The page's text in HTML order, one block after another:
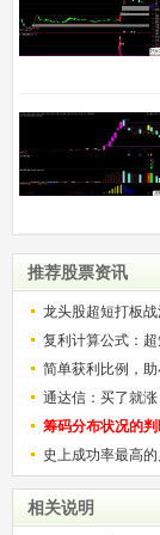
推荐股票资讯
龙头股超短打板
解）
复利计算公式：
少？
简单获利比例，
用
通达信：买了就
筹码分布状况的
史上成功率最高
相关说明